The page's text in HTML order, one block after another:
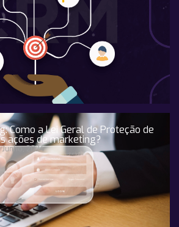
Como a Lei Geral de Proteção de
ações de marketing?
Junho, 2024